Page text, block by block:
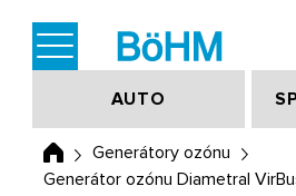
AUTO
Generátory ozónu
Generátor ozónu Diametral